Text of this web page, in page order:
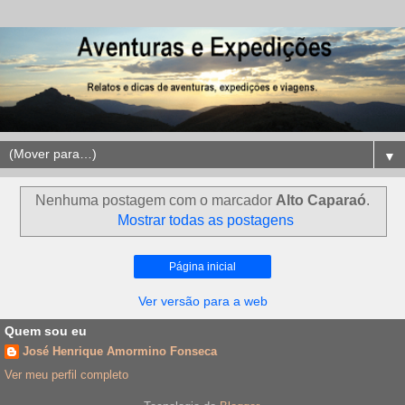
▼
Nenhuma postagem com o marcador Alto Caparaó.
Mostrar todas as postagens
Página inicial
Ver versão para a web
Quem sou eu
José Henrique Amormino Fonseca
Ver meu perfil completo